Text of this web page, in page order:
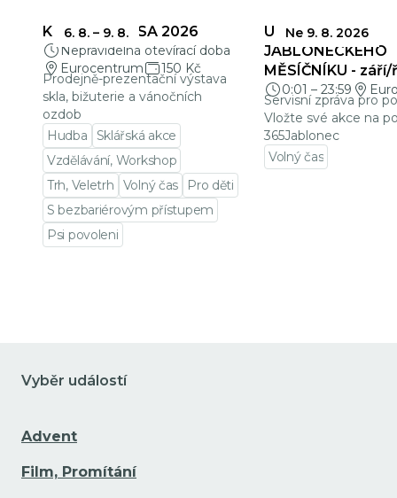
6. 8. – 9. 8.
KŘEHKÁ KRÁSA 2026
Nepravidelná otevírací doba
Eurocentrum
150 Kč
Prodejně-prezentační výstava
skla, bižuterie a vánočních
ozdob
Hudba
Sklářská akce
Vzdělávání, Workshop
Trh, Veletrh
Volný čas
Pro děti
S bezbariérovým přístupem
Psi povoleni
Ne 9. 8. 2026
UZÁVĚRKY
JABLONECKÉHO
MĚSÍČNÍKU -
0:01 – 23:59
Servisní zpráva pro
Vložte své akce na
365Jablonec
Volný čas
Vyběr událostí
Advent
Film, Promítání